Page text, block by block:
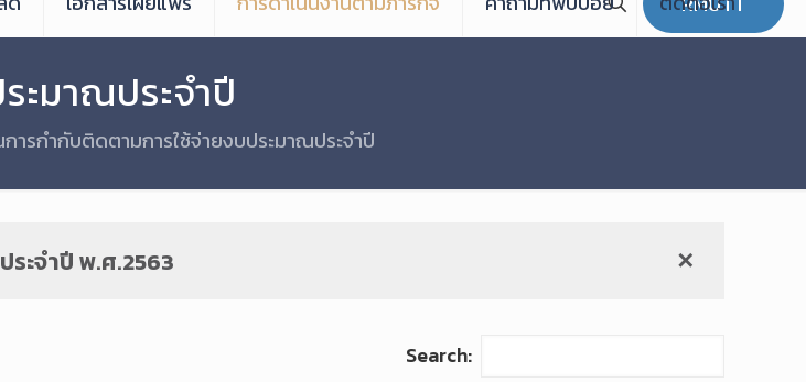
ะมาณประจำปี
การกำกับติดตามการใช้จ่ายงบประมาณประจำปี
ะจำปี พ.ศ.2563 ✕
Search: